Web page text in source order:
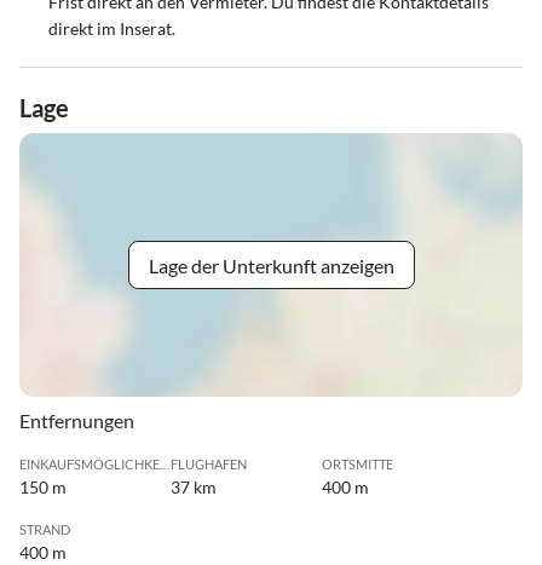
direkt im Inserat.
Lage
Lage der Unterkunft anzeigen
Entfernungen
150 m
FLUGHAFEN
37 km
ORTSMITTE
400 m
STRAND
400 m